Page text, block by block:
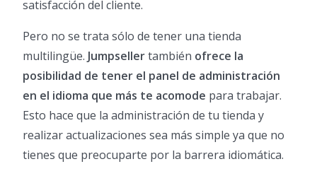
satisfacción del cliente.
Pero no se trata sólo de tener una tienda
multilingüe. Jumpsellertambién ofrece la
posibilidad de tener el panel de administración
en el idioma que más te acomode para trabajar.
Esto hace que la administración de tu tienda y
realizar actualizaciones sea más simple ya que no
tienes que preocuparte por la barrera idiomática.